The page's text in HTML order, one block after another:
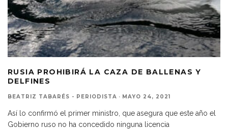
RUSIA PROHIBIRÁ LA CAZA DE BALLENAS Y
DELFINES
BEATRIZ TABARÉS - PERIODISTA · MAYO 24, 2021
Así lo confirmó el primer ministro, que asegura que este año el
Gobierno ruso no ha concedido ninguna licencia